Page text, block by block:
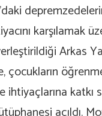
karşılamak
Arkas
çocukların
ihtiyaçlarına katkı